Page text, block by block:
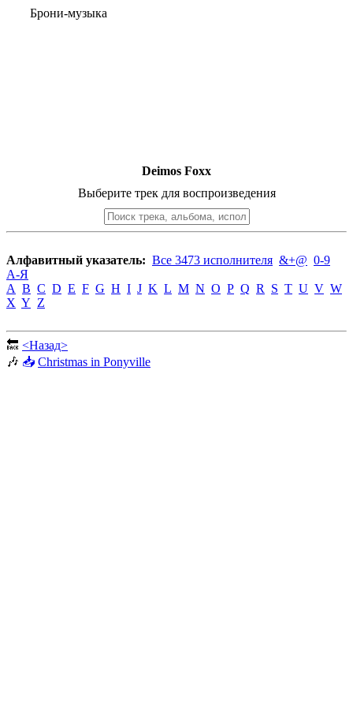
Брони-музыка
Deimos Foxx
Выберите трек для воспроизведения
Алфавитный указатель: Все 3473 исполнителя &+@ 0-9
А-Я
A B C D E F G H I J K L M N O P Q R S T U V W
X Y Z
🔙 <Назад>
🎶 📥 Christmas in Ponyville